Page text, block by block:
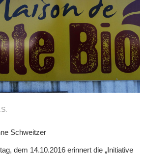
Schweitzer
dem 14.10.2016 erinnert die „Initiative